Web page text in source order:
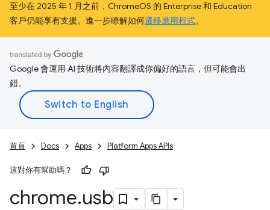
至少在 2025 年 1 月之前，ChromeOS 的 Enterprise 和 Education
客戶仍能享有支援。進一步瞭解如何遷移應用程式。
Google 會運用 AI 技術將內容翻譯成你偏好的語言，但可能會出
錯。
首頁 Docs Apps Platform Apps APIs
這對你有幫助嗎？
chrome.usb